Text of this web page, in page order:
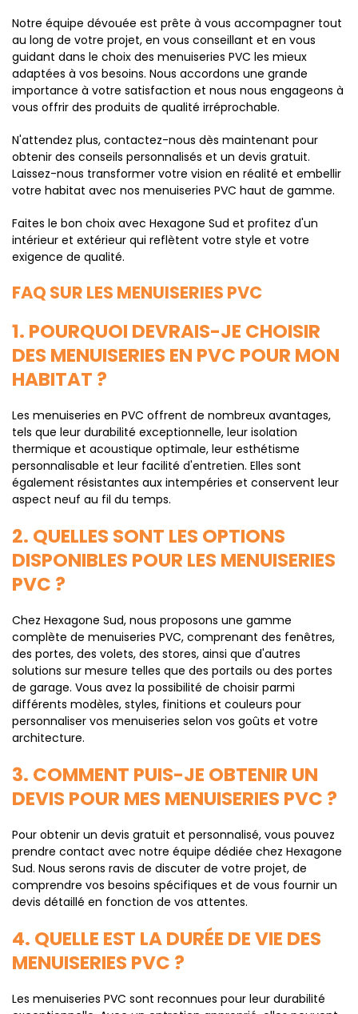
Notre équipe dévouée est prête à vous accompagner tout
au long de votre projet, en vous conseillant et en vous
guidant dans le choix des menuiseries PVC les mieux
adaptées à vos besoins. Nous accordons une grande
importance à votre satisfaction et nous nous engageons à
vous offrir des produits de qualité irréprochable.
N'attendez plus, contactez-nous dès maintenant pour
obtenir des conseils personnalisés et un devis gratuit.
Laissez-nous transformer votre vision en réalité et embellir
votre habitat avec nos menuiseries PVC haut de gamme.
Faites le bon choix avec Hexagone Sud et profitez d'un
intérieur et extérieur qui reflètent votre style et votre
exigence de qualité.
FAQ SUR LES MENUISERIES PVC
1. POURQUOI DEVRAIS-JE CHOISIR
DES MENUISERIES EN PVC POUR MON
HABITAT ?
Les menuiseries en PVC offrent de nombreux avantages,
tels que leur durabilité exceptionnelle, leur isolation
thermique et acoustique optimale, leur esthétisme
personnalisable et leur facilité d'entretien. Elles sont
également résistantes aux intempéries et conservent leur
aspect neuf au fil du temps.
2. QUELLES SONT LES OPTIONS
DISPONIBLES POUR LES MENUISERIES
PVC ?
Chez Hexagone Sud, nous proposons une gamme
complète de menuiseries PVC, comprenant des fenêtres,
des portes, des volets, des stores, ainsi que d'autres
solutions sur mesure telles que des portails ou des portes
de garage. Vous avez la possibilité de choisir parmi
différents modèles, styles, finitions et couleurs pour
personnaliser vos menuiseries selon vos goûts et votre
architecture.
3. COMMENT PUIS-JE OBTENIR UN
DEVIS POUR MES MENUISERIES PVC ?
Pour obtenir un devis gratuit et personnalisé, vous pouvez
prendre contact avec notre équipe dédiée chez Hexagone
Sud. Nous serons ravis de discuter de votre projet, de
comprendre vos besoins spécifiques et de vous fournir un
devis détaillé en fonction de vos attentes.
4. QUELLE EST LA DURÉE DE VIE DES
MENUISERIES PVC ?
Les menuiseries PVC sont reconnues pour leur durabilité